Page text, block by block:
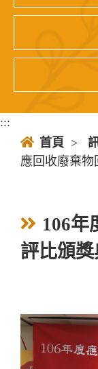
:::
首頁 >
應回收廢棄物
106年
評比頒